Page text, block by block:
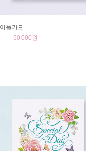
이플카드
50,000원